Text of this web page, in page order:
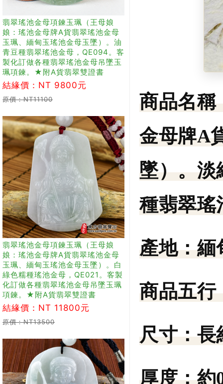
翡翠瑤池金母項鍊玉珮（王母娘
娘：瑤池金母牌A貨翡翠瑤池金母
玉珮、緬甸玉瑤池金母玉墜）。油
青豆種翡翠瑤池金母，QE094。客
製化訂做各種翡翠瑤池金母吊墜玉
珮項鍊。★附A貨翡翠雙證書
結緣價：NT 9800元
原價：NT11100
翡翠瑤池金母項鍊玉珮（王母娘
娘：瑤池金母牌A貨翡翠瑤池金母
玉珮、緬甸玉瑤池金母玉墜）。白
綠色糯種瑤池金母，QE021。客製
化訂做各種翡翠瑤池金母吊墜玉珮
項鍊。★附A貨翡翠雙證書
結緣價：NT 11800元
原價：NT13500
商品名稱
金母牌A
墜）。淡
種翡翠
產地： 緬
商品五行
尺寸： 長
厚度： 約